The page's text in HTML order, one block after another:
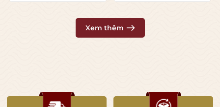
👉 Mục tiêu:
Làm mềm tannin
Tạo style dễ uống
Xem thêm